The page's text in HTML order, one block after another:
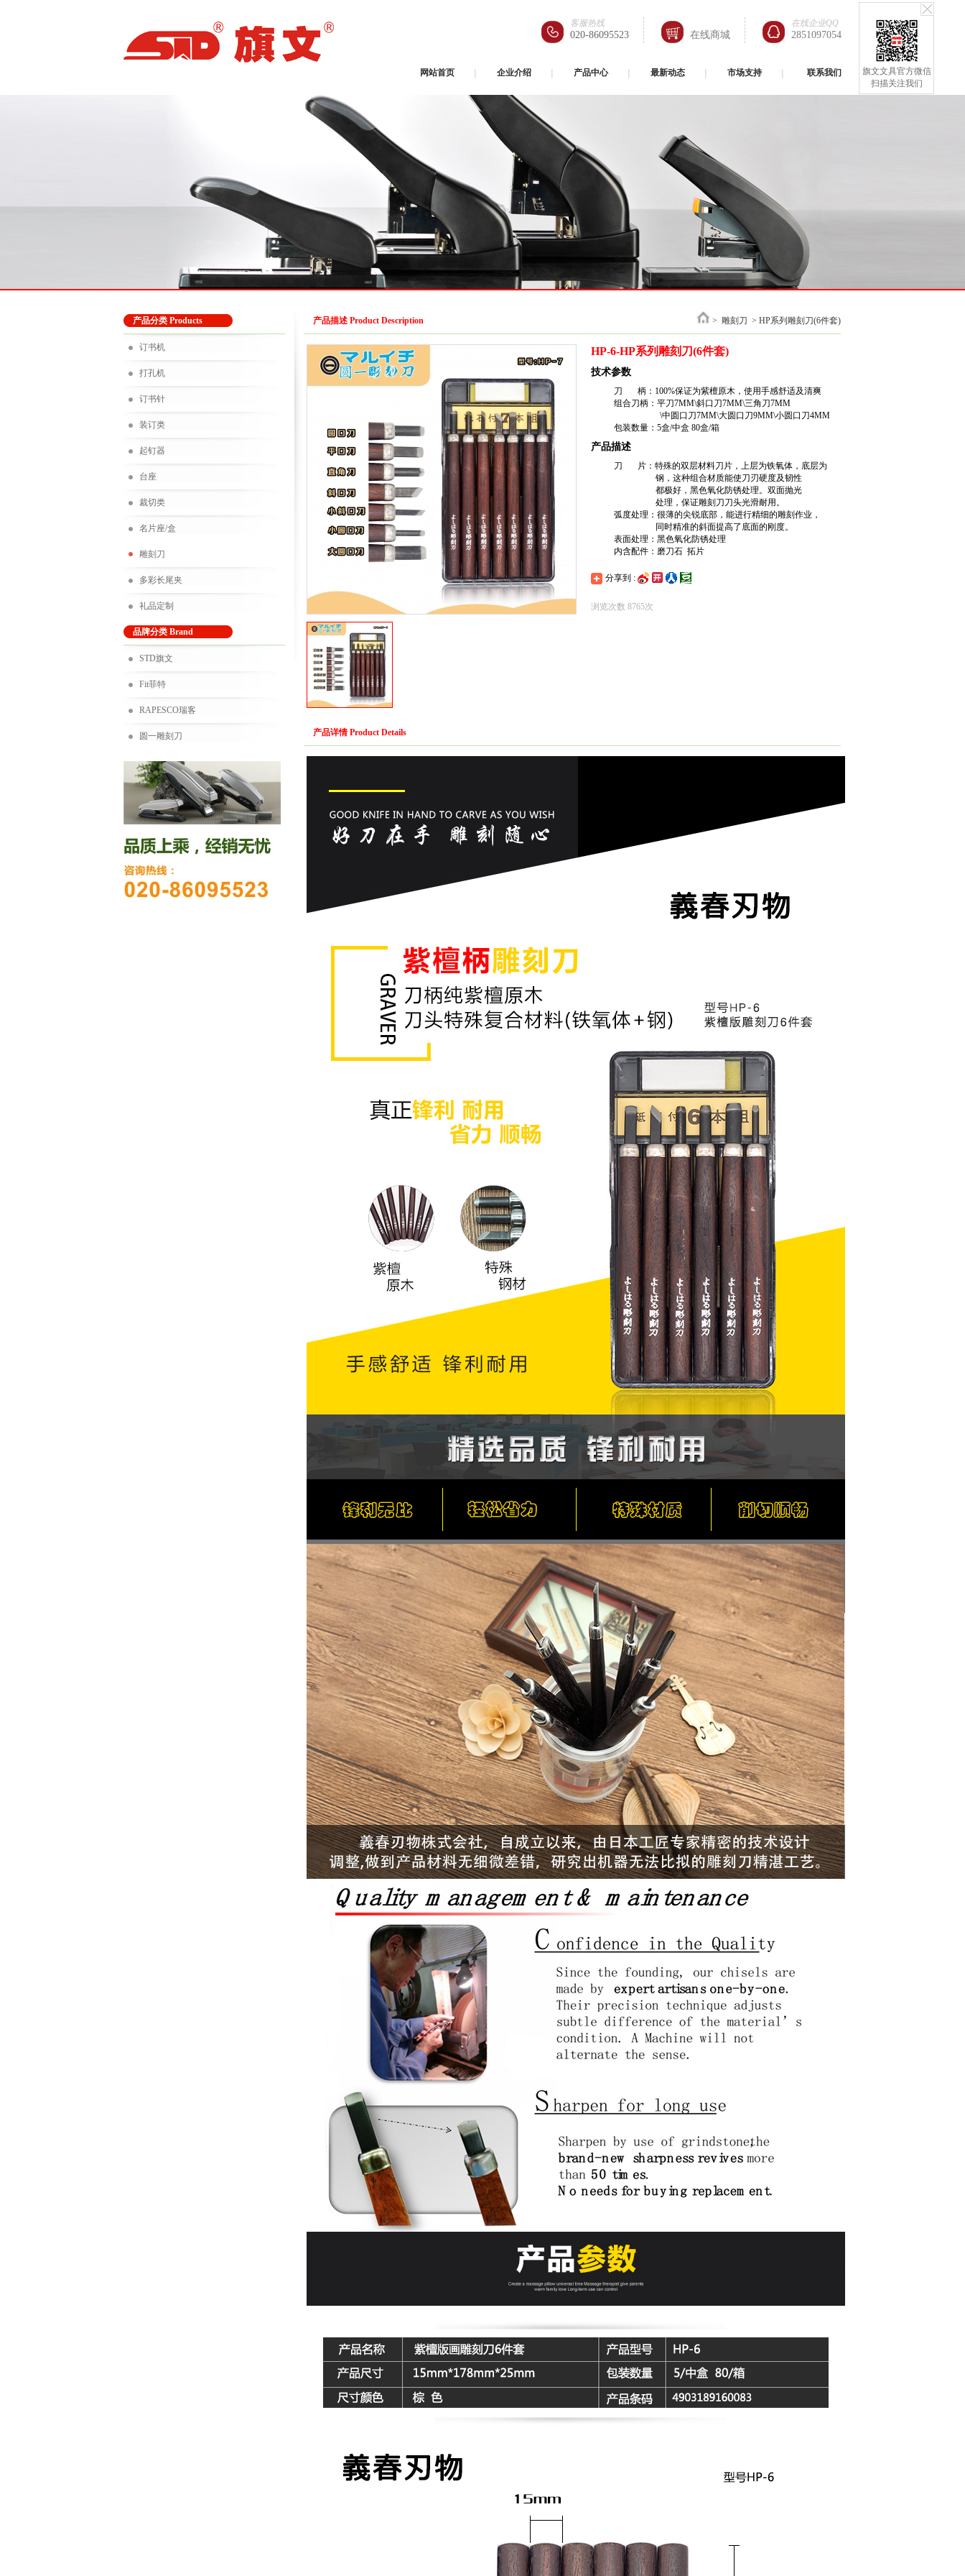
客服热线
020-86095523 在线商城
在线企业QQ
2851097054
网站首页 企业介绍 产品中心 最新动态 市场支持 联系我们
旗文文具官方微信
扫描关注我们
产品分类 Products
订书机
打孔机
订书针
装订类
起钉器
台座
裁切类
名片座/盒
雕刻刀
多彩长尾夹
礼品定制
品牌分类 Brand
STD旗文
Fit菲特
RAPESCO瑞客
圆一雕刻刀
产品描述 Product Description > 雕刻刀 > HP系列雕刻刀(6件套)
HP-6-HP系列雕刻刀(6件套)
技术参数
刀 柄：100%保证为紫檀原木，使用手感舒适及清爽
组合刀柄：平刀7MM\斜口刀7MM\三角刀7MM
\中圆口刀7MM\大圆口刀9MM\小圆口刀4MM
包装数量：5盒/中盒 80盒/箱
产品描述
刀 片：特殊的双层材料刀片，上层为铁氧体，底层为
钢，这种组合材质能使刀刃硬度及韧性
都极好，黑色氧化防锈处理。双面抛光
处理，保证雕刻刀刀头光滑耐用。
弧度处理：很薄的尖锐底部，能进行精细的雕刻作业，
同时精准的斜面提高了底面的刚度。
表面处理：黑色氧化防锈处理
内含配件：磨刀石 拓片
分享到 :
浏览次数 8765次
产品详情 Product Details